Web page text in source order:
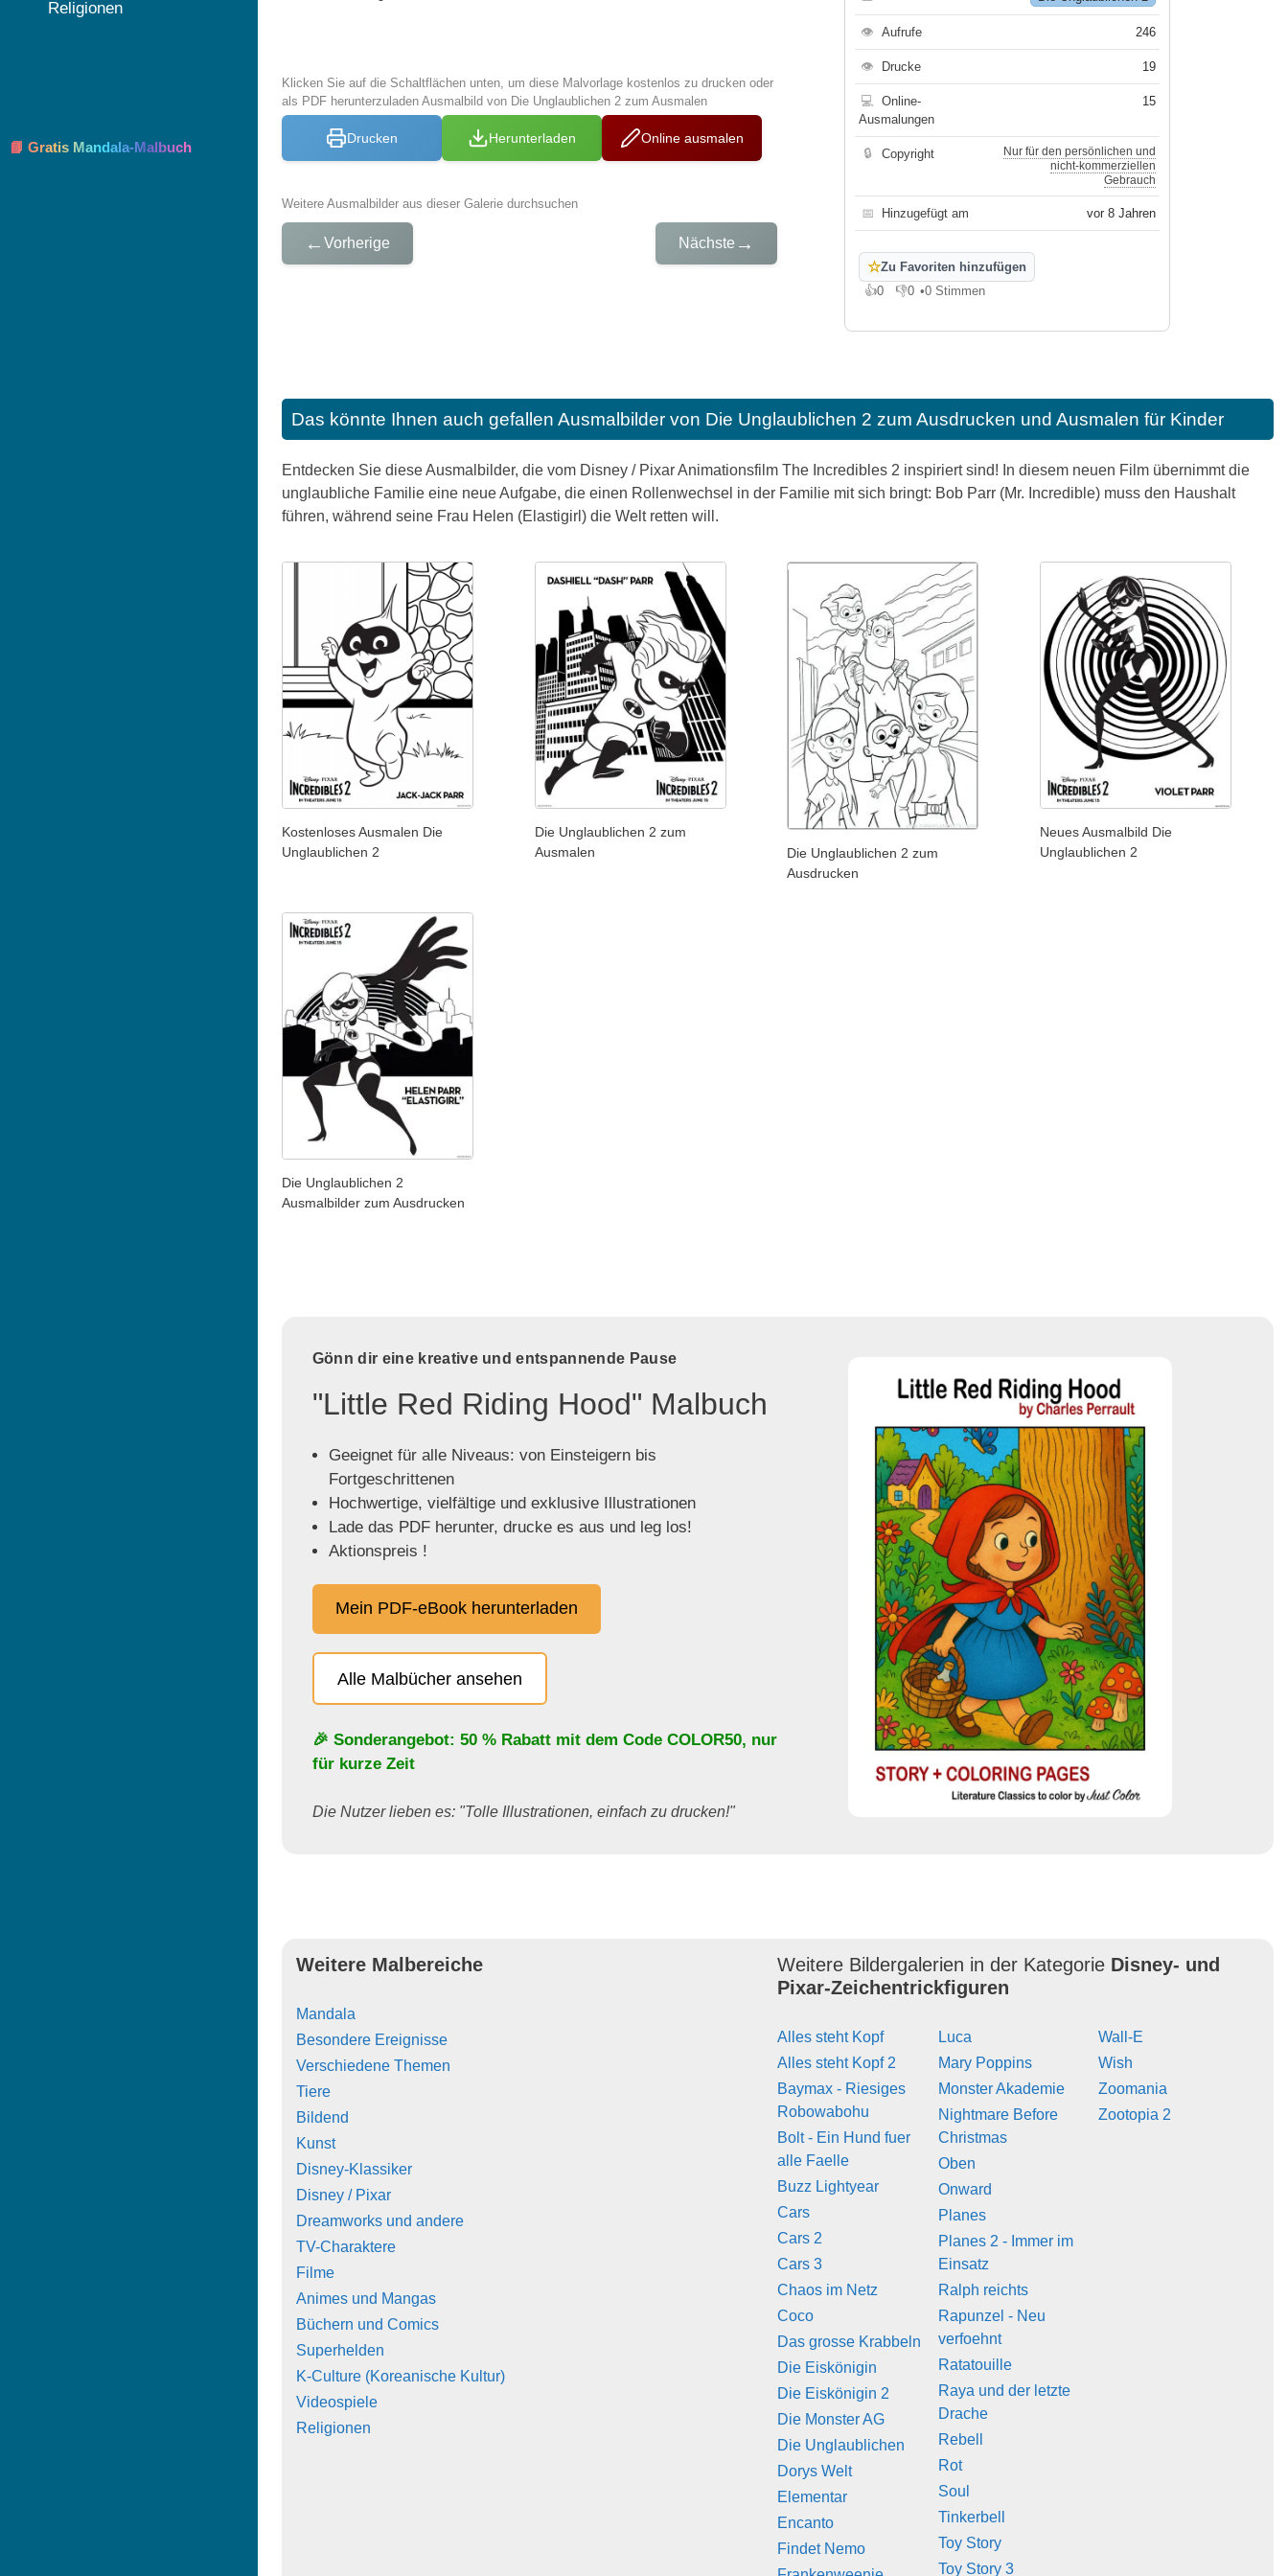
Klicken Sie auf die Schaltflächen unten, um diese Malvorlage kostenlos zu drucken oder
als PDF herunterzuladen Ausmalbild von Die Unglaublichen 2 zum Ausmalen
Drucken Herunterladen Online ausmalen
Weitere Ausmalbilder aus dieser Galerie durchsuchen
← Vorherige Nächste →
👁 Aufrufe 246
👁 Drucke 19
💻
Online-
Ausmalungen
15
🔒 Copyright
Nur für den persönlichen und
nicht-kommerziellen
Gebrauch
📅 Hinzugefügt am vor 8 Jahren
☆Zu Favoriten hinzufügen
👍0
Gefällt mir
👎0
Gefällt mir nicht
•0 Stimmen
Das könnte Ihnen auch gefallen Ausmalbilder von Die Unglaublichen 2 zum Ausdrucken und Ausmalen für Kinder
Entdecken Sie diese Ausmalbilder, die vom Disney / Pixar Animationsfilm The Incredibles 2 inspiriert sind! In diesem neuen Film übernimmt die
unglaubliche Familie eine neue Aufgabe, die einen Rollenwechsel in der Familie mit sich bringt: Bob Parr (Mr. Incredible) muss den Haushalt
führen, während seine Frau Helen (Elastigirl) die Welt retten will.
Kostenloses Ausmalen Die
Unglaublichen 2
Die Unglaublichen 2 zum
Ausmalen
Die Unglaublichen 2 zum
Ausdrucken
Neues Ausmalbild Die
Unglaublichen 2
Die Unglaublichen 2
Ausmalbilder zum Ausdrucken
Gönn dir eine kreative und entspannende Pause
"Little Red Riding Hood" Malbuch
Geeignet für alle Niveaus: von Einsteigern bis
Fortgeschrittenen
Hochwertige, vielfältige und exklusive Illustrationen
Lade das PDF herunter, drucke es aus und leg los!
Aktionspreis !
Mein PDF-eBook herunterladen
Alle Malbücher ansehen
🎉 Sonderangebot: 50 % Rabatt mit dem Code COLOR50, nur
für kurze Zeit
Die Nutzer lieben es: "Tolle Illustrationen, einfach zu drucken!"
Weitere Malbereiche
Mandala
Besondere Ereignisse
Verschiedene Themen
Tiere
Bildend
Kunst
Disney-Klassiker
Disney / Pixar
Dreamworks und andere
TV-Charaktere
Filme
Animes und Mangas
Büchern und Comics
Superhelden
K-Culture (Koreanische Kultur)
Videospiele
Religionen
Weitere Bildergalerien in der Kategorie Disney- und
Pixar-Zeichentrickfiguren
Alles steht Kopf
Alles steht Kopf 2
Baymax - Riesiges
Robowabohu
Bolt - Ein Hund fuer
alle Faelle
Buzz Lightyear
Cars
Cars 2
Cars 3
Chaos im Netz
Coco
Das grosse Krabbeln
Die Eiskönigin
Die Eiskönigin 2
Die Monster AG
Die Unglaublichen
Dorys Welt
Elementar
Encanto
Findet Nemo
Luca
Mary Poppins
Monster Akademie
Nightmare Before
Christmas
Oben
Onward
Planes
Planes 2 - Immer im
Einsatz
Ralph reichts
Rapunzel - Neu
verfoehnt
Ratatouille
Raya und der letzte
Drache
Rebell
Rot
Soul
Tinkerbell
Toy Story
Toy Story 3
Wall-E
Wish
Zoomania
Zootopia 2
Religionen
📘 Gratis Mandala-Malbuch